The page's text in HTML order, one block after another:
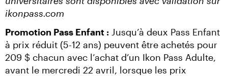
ikonpass.com
Promotion Pass Enfant : Jusqu’à deux Pass Enfant
à prix réduit (5-12 ans) peuvent être achetés pour
209 $ chacun avec l’achat d’un Ikon Pass Adulte,
avant le mercredi 22 avril, lorsque les prix